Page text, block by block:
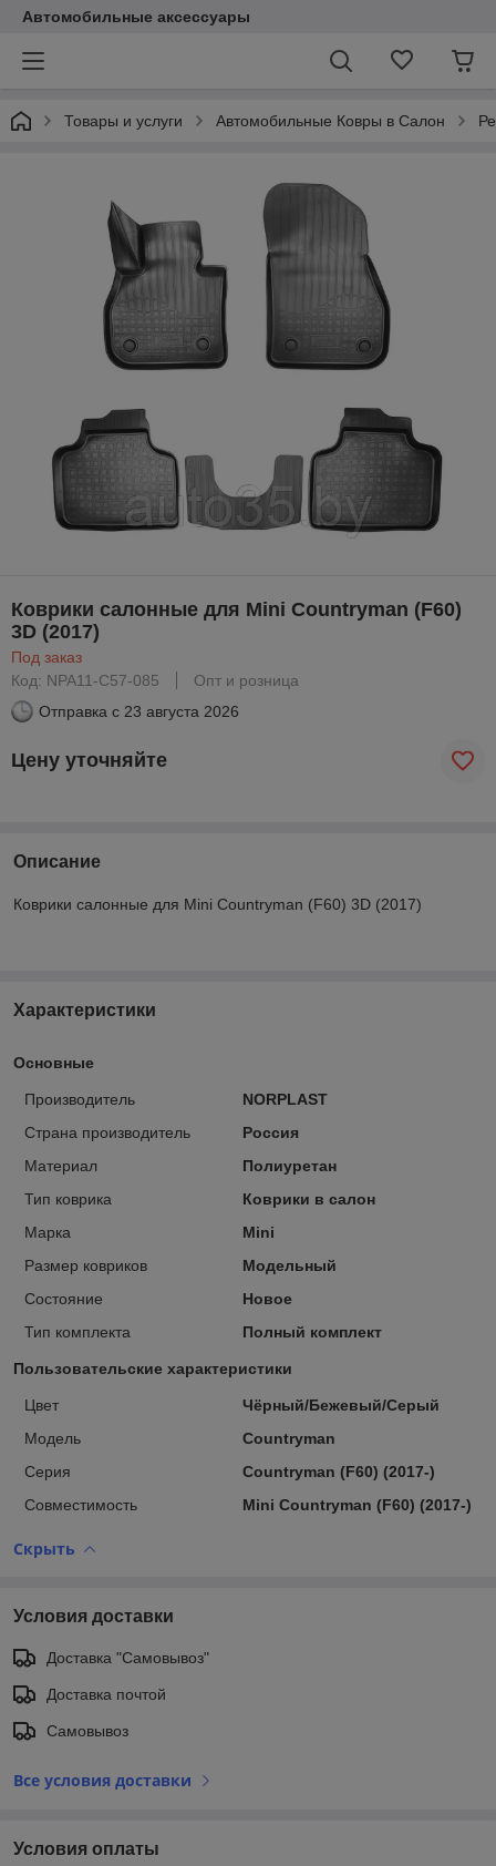
Автомобильные аксессуары
Товары и услуги Автомобильные Ковры в Салон
Коврики салонные для Mini Countryman (F60)
3D (2017)
Под заказ
Код: NPA11-C57-085
Опт и розница
Отправка с 23 августа 2026
Цену уточняйте
Описание
Коврики салонные для Mini Countryman (F60) 3D (2017)
Характеристики
Основные
Производитель
NORPLAST
Страна производитель
Россия
Материал
Полиуретан
Тип коврика
Коврики в салон
Марка
Mini
Размер ковриков
Модельный
Состояние
Новое
Тип комплекта
Полный комплект
Пользовательские характеристики
Цвет
Чёрный/Бежевый/Серый
Модель
Countryman
Серия
Countryman (F60) (2017-)
Совместимость
Mini Countryman (F60) (2017-)
Скрыть
Условия доставки
Доставка "Самовывоз"
Доставка почтой
Самовывоз
Все условия доставки
Условия оплаты